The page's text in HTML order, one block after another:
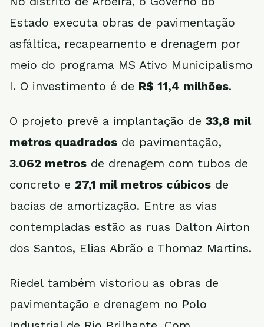
Estado executa obras de pavimentação
asfáltica, recapeamento e drenagem por
meio do programa MS Ativo Municipalismo
I. O investimento é de R$ 11,4 milhões.
O projeto prevê a implantação de 33,8 mil
metros quadrados de pavimentação,
3.062 metros de drenagem com tubos de
concreto e 27,1 mil metros cúbicos de
bacias de amortização. Entre as vias
contempladas estão as ruas Dalton Airton
dos Santos, Elias Abrão e Thomaz Martins.
Riedel também vistoriou as obras de
pavimentação e drenagem no Polo